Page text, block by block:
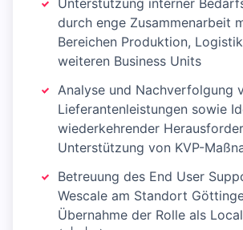
Unterstützung interner
durch enge Zusammenarbeit
Bereichen Produktion,
weiteren Business Units
Analyse und Nachverfolgung
Lieferantenleistungen sowie
wiederkehrender
Unterstützung von KVP-
Betreuung des End User
Wescale am Standort
Übernahme der Rolle als